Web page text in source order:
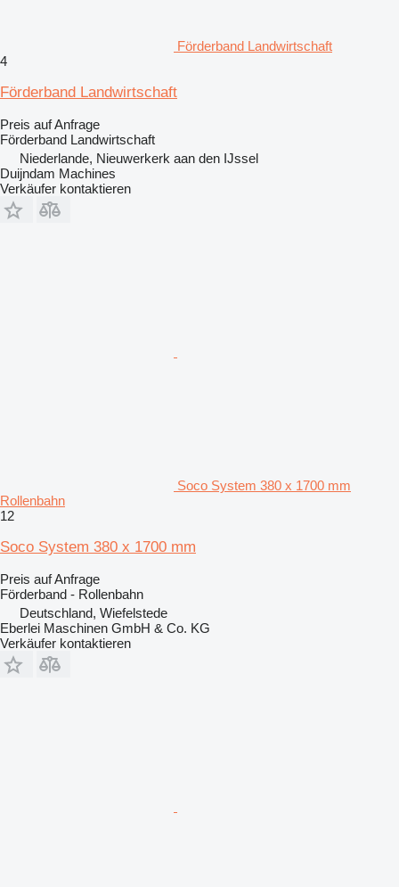
Förderband Landwirtschaft
4
Förderband Landwirtschaft
Preis auf Anfrage
Förderband Landwirtschaft
Niederlande, Nieuwerkerk aan den IJssel
Duijndam Machines
Verkäufer kontaktieren
Soco System 380 x 1700 mm
Rollenbahn
12
Soco System 380 x 1700 mm
Preis auf Anfrage
Förderband - Rollenbahn
Deutschland, Wiefelstede
Eberlei Maschinen GmbH & Co. KG
Verkäufer kontaktieren